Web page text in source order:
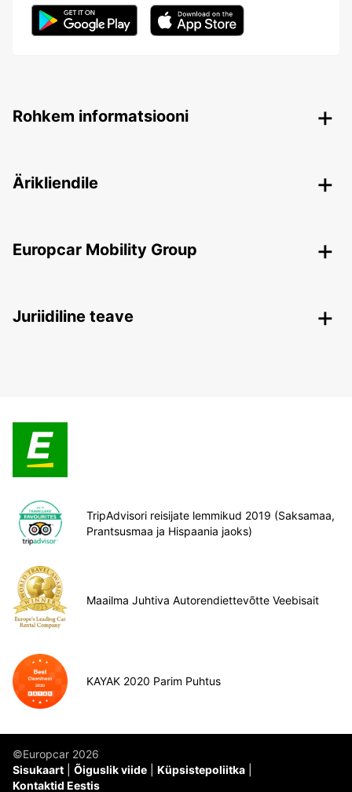
Rohkem informatsiooni
Ärikliendile
Europcar Mobility Group
Juriidiline teave
TripAdvisori reisijate lemmikud 2019 (Saksamaa,
Prantsusmaa ja Hispaania jaoks)
Maailma Juhtiva Autorendiettevõtte Veebisait
KAYAK 2020 Parim Puhtus
©Europcar 2026
Sisukaart
Õiguslik viide
Küpsistepoliitka
Kontaktid Eestis